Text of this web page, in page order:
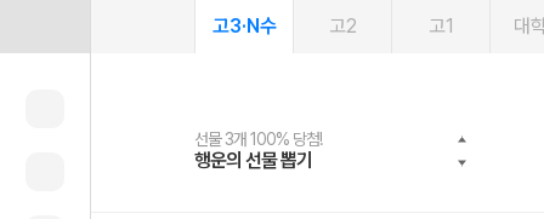
고3·N수 고2 고1 대
선물 3개 100% 당첨!
행운의 선물 뽑기
선물 100% 증정!
메가스터디 X 올리브
여름방학 스터디 캐시백
메가런 썸머스쿨
2027 러셀 단과
강사 공개선발
스마트러닝앱
설문 EVENT
메가패스
3일 무료 체험권
메가패스 수강생 무료혜택!
메가클럽 멤버십
사회공헌 캠페인
희망이룸 메가나눔